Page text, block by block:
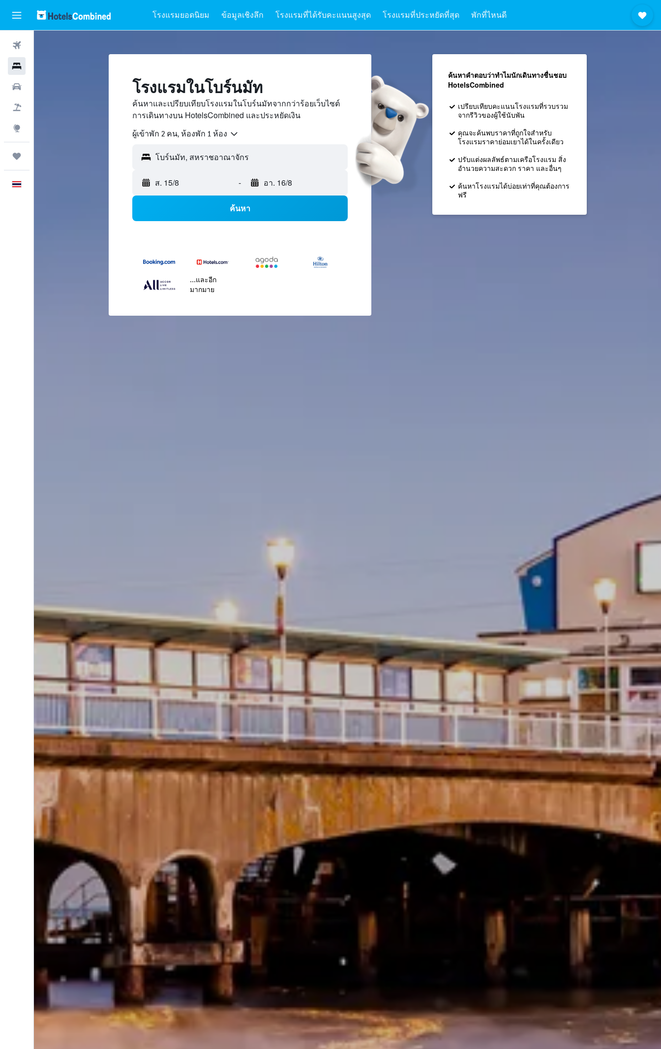
โรงแรมยอดนิยม ข้อมูลเชิงลึก โรงแรมที่ได้รับคะแนนสูงสุด โรงแรมที่ประหยัดที่สุด พักที่ไหนดี
โรงแรมในโบร์นมัท
ค้นหาและเปรียบเทียบโรงแรมในโบร์นมัทจากกว่าร้อยเว็บไซต์
การเดินทางบน HotelsCombined และประหยัดเงิน
ผู้เข้าพัก 2 คน, ห้องพัก 1 ห้อง
ส. 15/8 - อา. 16/8
ค้นหา
...และอีก
มากมาย
ค้นหาคำตอบว่าทำไมนักเดินทางชื่นชอบ
HotelsCombined
เปรียบเทียบคะแนนโรงแรมที่รวบรวม
จากรีวิวของผู้ใช้นับพัน
คุณจะค้นพบราคาที่ถูกใจสำหรับ
โรงแรมราคาย่อมเยาได้ในครั้งเดียว
ปรับแต่งผลลัพธ์ตามเครือโรงแรม สิ่ง
อำนวยความสะดวก ราคา และอื่นๆ
ค้นหาโรงแรมได้บ่อยเท่าที่คุณต้องการ
ฟรี